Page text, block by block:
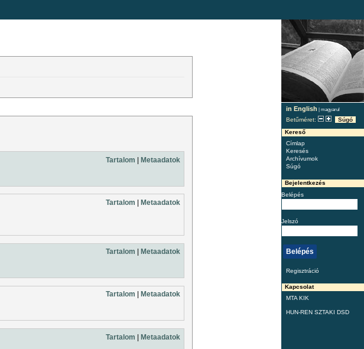
in English | magyarul
Betűméret:
Súgó
Kereső
Címlap
Keresés
Archívumok
Súgó
Bejelentkezés
Belépés
Jelszó
Regisztráció
Kapcsolat
MTA KIK
HUN-REN SZTAKI DSD
Tartalom | Metaadatok
Tartalom Metaadatok
Tartalom Metaadatok
Tartalom Metaadatok
Tartalom | Metaadatok